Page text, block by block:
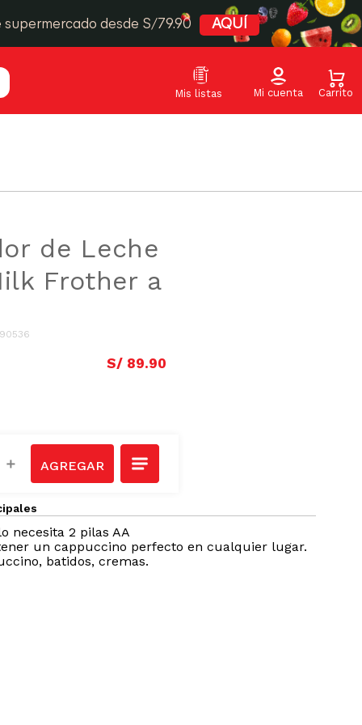
desde S/79.90 AQUÍ
de Leche
Frother a
S/ 89.90
＋
necesita 2 pilas AA
un cappuccino perfecto en cualquier lugar.
batidos, cremas.